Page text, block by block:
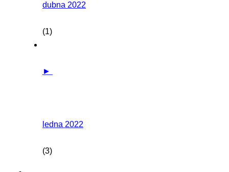
dubna 2022
(1)
►
ledna 2022
(3)